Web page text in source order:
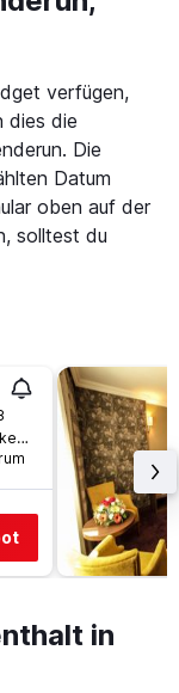
verfügen,
dies die
Die
Datum
oben auf der
solltest du
Nesli Mahallesi 216, İskenderun, Türkei
in